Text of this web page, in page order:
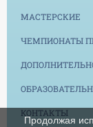
МАСТЕРСКИЕ
ЧЕМПИОНАТЫ
КОНТАКТЫ
Продолжая